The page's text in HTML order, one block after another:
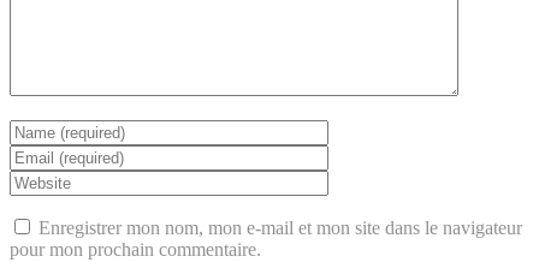
Enregistrer mon nom, mon e-mail et mon site dans le navigateur
pour mon prochain commentaire.